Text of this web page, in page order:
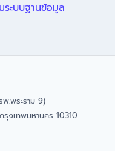
ระบบฐานข้อมูล
.พระราม 9)
รุงเทพมหานคร 10310